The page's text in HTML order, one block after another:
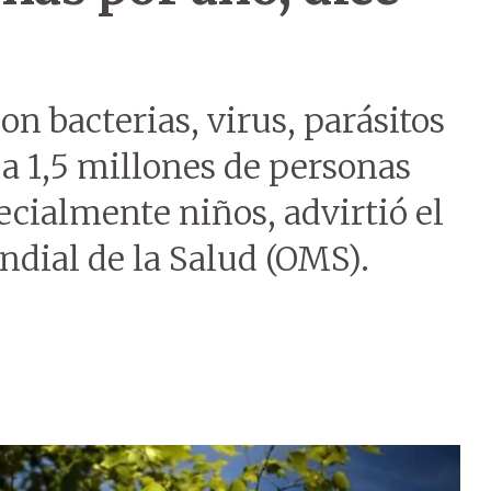
bacterias, virus, parásitos
1,5 millones de personas
niños, advirtió el
de la Salud (OMS).